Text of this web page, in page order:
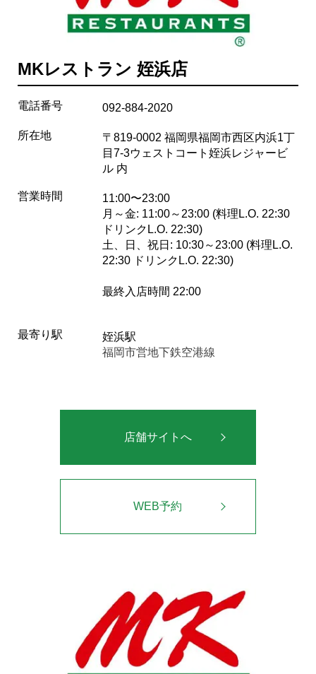
MKレストラン 姪浜店
電話番号 092-884-2020
所在地
〒819-0002 福岡県福岡市西区内浜1丁
目7-3ウェストコート姪浜レジャービ
ル 内
営業時間
11:00〜23:00
月～金: 11:00～23:00 (料理L.O. 22:30
ドリンクL.O. 22:30)
土、日、祝日: 10:30～23:00 (料理L.O.
22:30 ドリンクL.O. 22:30)
最終入店時間 22:00
最寄り駅
姪浜駅
福岡市営地下鉄空港線
店舗サイトへ
WEB予約